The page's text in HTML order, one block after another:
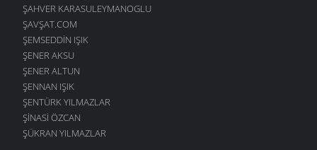
ŞAHVER KARASULEYMANOGLU
ŞAVŞAT.COM
ŞEMSEDDIN IŞIK
ŞENER AKSU
ŞENER ALTUN
ŞENNAN IŞIK
ŞENTÜRK YILMAZLAR
ŞINASI ÖZCAN
ŞÜKRAN YILMAZLAR